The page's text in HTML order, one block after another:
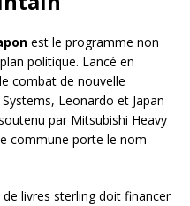
est le programme non
politique. Lancé en
combat de nouvelle
Leonardo et Japan
par Mitsubishi Heavy
commune porte le nom
livres sterling doit financer